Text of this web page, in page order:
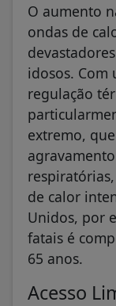
O aumento
ondas de
idosos. Com
regulação
extremo,
de calor
Unidos, por
fatais é
65 anos.
Acesso